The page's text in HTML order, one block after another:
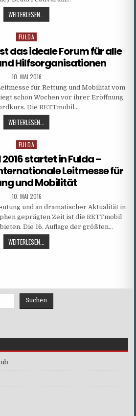
WEITERLESEN...
BEATS
Posted
in
FULDA
das ideale Forum für alle
Hilfsorganisationen
PUBLISHED
DATE:
10. MAI 2016
für Rettung und Mobilität vom
liegt schon Wochen vor ihrer Eröffnung
Die RETTmobil…
WEITERLESEN...
RETTMOBIL
IDEALE
FORUM
FÜR
UND
HILFSORGANISATIONEN
Posted
in
FULDA
2016 startet in Fulda –
Leitmesse für
und Mobilität
PUBLISHED
DATE:
10. MAI 2016
und an dramatischer Aktualität in
geprägten Zeit ist die RETTmobil
Die 16. Auflage der größten…
WEITERLESEN...
2016
–
RETTMOBILDIE
INTERNATIONALE
RETTUNG
UND
Suchen